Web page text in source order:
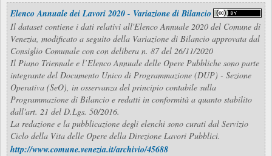
Elenco Annuale dei Lavori 2020 - Variazione di Bilancio
Il dataset contiene i dati relativi all'Elenco Annuale 2020 del Comune di
Venezia, modificato a seguito della Variazione di Bilancio approvata dal
Consiglio Comunale con con delibera n. 87 del 26/11/2020
Il Piano Triennale e l’Elenco Annuale delle Opere Pubbliche sono parte
integrante del Documento Unico di Programmazione (DUP) - Sezione
Operativa (SeO), in osservanza del principio contabile sulla
Programmazione di Bilancio e redatti in conformità a quanto stabilito
dall'art. 21 del D.Lgs. 50/2016.
La redazione e la pubblicazione degli elenchi sono curati dal Servizio
Ciclo della Vita delle Opere della Direzione Lavori Pubblici.
http://www.comune.venezia.it/archivio/45688